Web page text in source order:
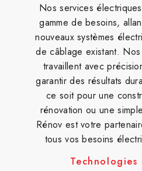
Nos services
gamme de besoins,
nouveaux systèmes
de câblage existant.
travaillent avec
garantir des résultats
ce soit pour une
rénovation ou une
Rénov est votre
tous vos besoins